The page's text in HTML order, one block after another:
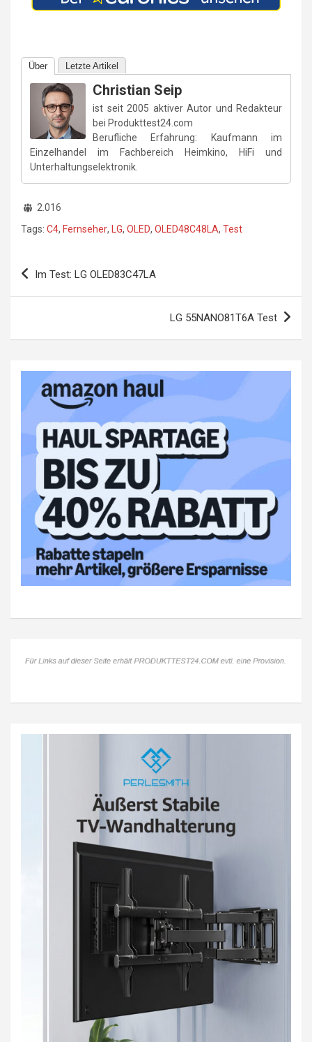
Über Letzte Artikel
Christian Seip
ist seit 2005 aktiver Autor und Redakteur
bei Produkttest24.com
Berufliche Erfahrung: Kaufmann im
Einzelhandel im Fachbereich Heimkino, HiFi und
Unterhaltungselektronik.
2.016
Tags: C4, Fernseher, LG, OLED, OLED48C48LA, Test
Beitragsnavigation
Im Test: LG OLED83C47LA
LG 55NANO81T6A Test